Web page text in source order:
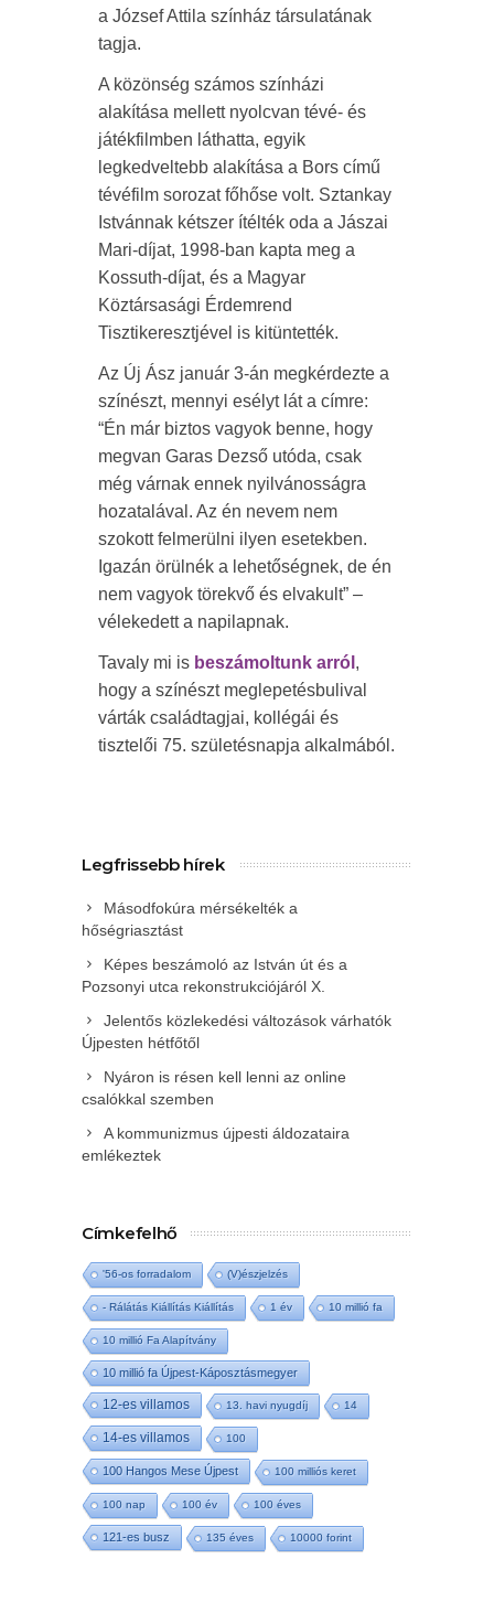
a József Attila színház társulatának
tagja.
A közönség számos színházi
alakítása mellett nyolcvan tévé- és
játékfilmben láthatta, egyik
legkedveltebb alakítása a Bors című
tévéfilm sorozat főhőse volt. Sztankay
Istvánnak kétszer ítélték oda a Jászai
Mari-díjat, 1998-ban kapta meg a
Kossuth-díjat, és a Magyar
Köztársasági Érdemrend
Tisztikeresztjével is kitüntették.
Az Új Ász január 3-án megkérdezte a
színészt, mennyi esélyt lát a címre:
“Én már biztos vagyok benne, hogy
megvan Garas Dezső utóda, csak
még várnak ennek nyilvánosságra
hozatalával. Az én nevem nem
szokott felmerülni ilyen esetekben.
Igazán örülnék a lehetőségnek, de én
nem vagyok törekvő és elvakult” –
vélekedett a napilapnak.
Tavaly mi is beszámoltunk arról ,
hogy a színészt meglepetésbulival
várták családtagjai, kollégái és
tisztelői 75. születésnapja alkalmából.
Legfrissebb hírek
Másodfokúra mérsékelték a
hőségriasztást
Képes beszámoló az István út és a
Pozsonyi utca rekonstrukciójáról X.
Jelentős közlekedési változások várhatók
Újpesten hétfőtől
Nyáron is résen kell lenni az online
csalókkal szemben
A kommunizmus újpesti áldozataira
emlékeztek
Címkefelhő
'56-os forradalom (V)észjelzés
- Rálátás Kiállítás Kiállítás 1 év 10 millió fa
10 millió Fa Alapítvány
10 millió fa Újpest-Káposztásmegyer
12-es villamos 13. havi nyugdíj 14
14-es villamos 100
100 Hangos Mese Újpest 100 milliós keret
100 nap 100 év 100 éves
121-es busz 135 éves 10000 forint